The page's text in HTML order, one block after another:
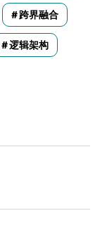
跨界融合
逻辑架构